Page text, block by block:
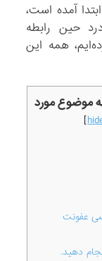
آمده است،
حین رابطه‌
همه این
موضوع مورد
]
عفونت
دهید.